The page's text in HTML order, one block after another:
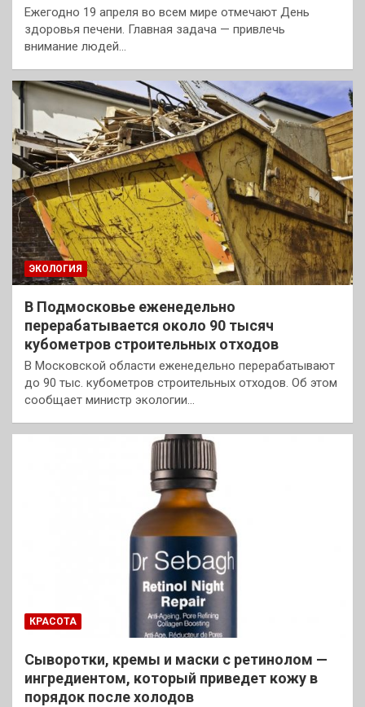
Ежегодно 19 апреля во всем мире отмечают День
здоровья печени. Главная задача — привлечь
внимание людей…
ЭКОЛОГИЯ
В Подмосковье еженедельно
перерабатывается около 90 тысяч
кубометров строительных отходов
В Московской области еженедельно перерабатывают
до 90 тыс. кубометров строительных отходов. Об этом
сообщает министр экологии…
КРАСОТА
Сыворотки, кремы и маски с ретинолом —
ингредиентом, который приведет кожу в
порядок после холодов